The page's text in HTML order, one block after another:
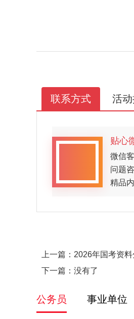
联系方式 活
贴心
微信客
问题
精品
上一篇： 2026年国考资
下一篇：没有了
公务员 事业单位